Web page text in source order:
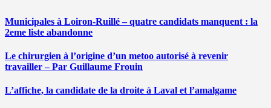
Municipales à Loiron-Ruillé – quatre candidats manquent : la
2eme liste abandonne
Le chirurgien à l’origine d’un metoo autorisé à revenir
travailler – Par Guillaume Frouin
L’affiche, la candidate de la droite à Laval et l’amalgame